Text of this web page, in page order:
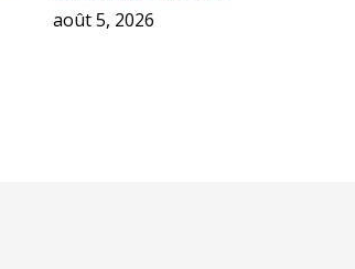
août 5, 2026